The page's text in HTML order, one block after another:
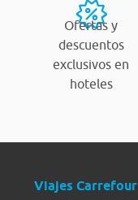
Ofertas y
descuentos
exclusivos en
hoteles
Viajes Carrefour